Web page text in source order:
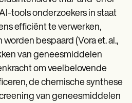
tools onderzoekers in staat
efficiënt te verwerken,
bespaard (Vora et. al.,
van geneesmiddelen
om veelbelovende
de chemische synthese
van geneesmiddelen